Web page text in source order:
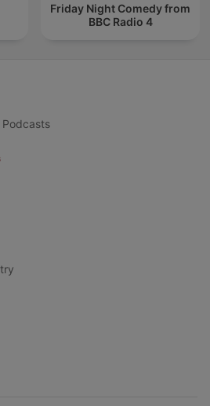
Friday Night Comedy from
BBC Radio 4
Podcasts